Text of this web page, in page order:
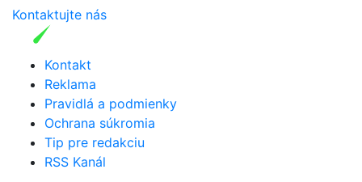
Kontaktujte nás
Kontakt
Reklama
Pravidlá a podmienky
Ochrana súkromia
Tip pre redakciu
RSS Kanál